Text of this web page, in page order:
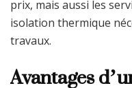
prix, mais aussi les
isolation thermique
travaux.
Avantages